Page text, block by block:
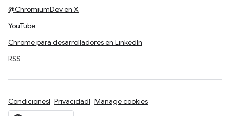
@ChromiumDev en X
YouTube
Chrome para desarrolladores en LinkedIn
RSS
Condiciones Privacidad Manage cookies